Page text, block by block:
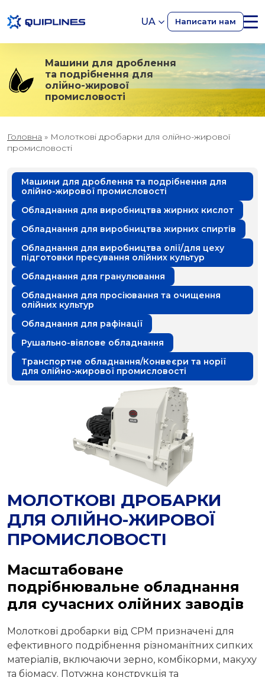
UA Написати нам
Машини для дроблення
та подрібнення для
олійно-жирової
промисловості
Головна » Молоткові дробарки для олійно-жирової
промисловості
Машини для дроблення та подрібнення для
олійно-жирової промисловості
Обладнання для виробництва жирних кислот
Обладнання для виробництва жирних спиртів
Обладнання для виробництва олії/для цеху
підготовки пресування олійних культур
Обладнання для гранулювання
Обладнання для просіювання та очищення
олійних культур
Обладнання для рафінації
Рушально-віялове обладнання
Транспортне обладнання/Конвеєри та норії
для олійно-жирової промисловості
МОЛОТКОВІ ДРОБАРКИ
ДЛЯ ОЛІЙНО-ЖИРОВОЇ
ПРОМИСЛОВОСТІ
Масштабоване
подрібнювальне обладнання
для сучасних олійних заводів
Молоткові дробарки від CPM призначені для
ефективного подрібнення різноманітних сипких
матеріалів, включаючи зерно, комбікорми, макуху
та біомасу. Потужна конструкція та